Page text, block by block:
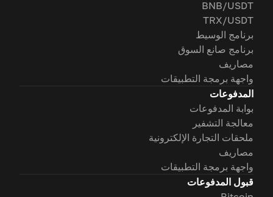
BNB/USDT
TRX/USDT
برنامج الوسيط
برنامج صانع السوق
مصاريف
واجهة برمجة التطبيقات
المدفوعات
بوابة المدفوعات
معالجة التشفير
ملحقات التجارة الإلكترونية
مصاريف
واجهة برمجة التطبيقات
قبول المدفوعات